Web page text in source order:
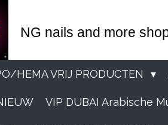
NG nails and more
HEMA VRIJ PRODUCTEN
VIP DUBAI Arabische